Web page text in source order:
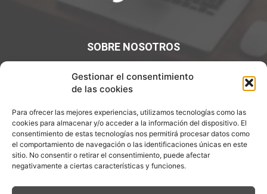
Gestionar el consentimiento
de las cookies
Para ofrecer las mejores experiencias, utilizamos tecnologías como las
cookies para almacenar y/o acceder a la información del dispositivo. El
consentimiento de estas tecnologías nos permitirá procesar datos como
el comportamiento de navegación o las identificaciones únicas en este
sitio. No consentir o retirar el consentimiento, puede afectar
negativamente a ciertas características y funciones.
SOBRE NOSOTROS
¡Bienvenidos a Entre7Calderos.com, el lugar donde la
gastronomía y la cultura culinaria se encuentran! Sumérgete
Contáctanos:info@entre7calderos.com
SÍGUENOS